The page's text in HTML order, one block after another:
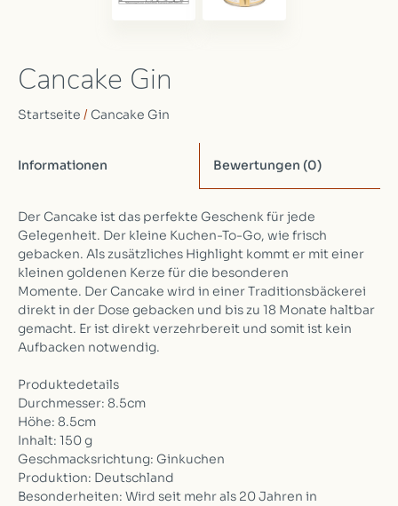
Cancake Gin
Startseite / Cancake Gin
Informationen Bewertungen (0)
Der Cancake ist das perfekte Geschenk für jede
Gelegenheit. Der kleine Kuchen-To-Go, wie frisch
gebacken. Als zusätzliches Highlight kommt er mit einer
kleinen goldenen Kerze für die besonderen
Momente. Der Cancake wird in einer Traditionsbäckerei
direkt in der Dose gebacken und bis zu 18 Monate haltbar
gemacht. Er ist direkt verzehrbereit und somit ist kein
Aufbacken notwendig.
Produktedetails
Durchmesser: 8.5cm
Höhe: 8.5cm
Inhalt: 150 g
Geschmacksrichtung: Ginkuchen
Produktion: Deutschland
Besonderheiten: Wird seit mehr als 20 Jahren in